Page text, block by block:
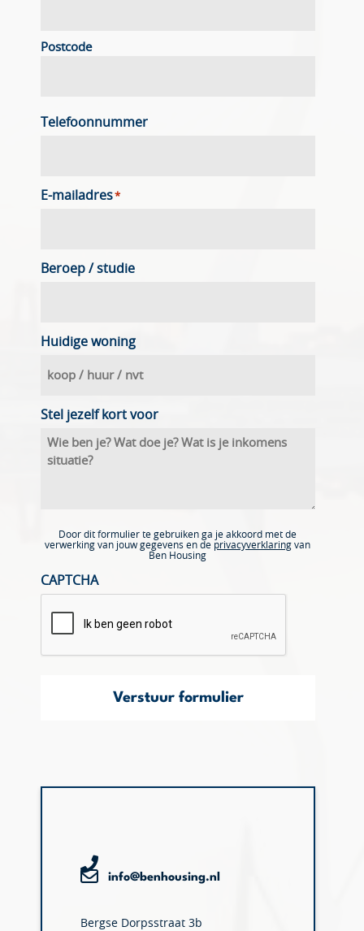
Postcode
Telefoonnummer
E-mailadres*
Beroep / studie
Huidige woning
Stel jezelf kort voor
Door dit formulier te gebruiken ga je akkoord met de
verwerking van jouw gegevens en de privacyverklaring van
Ben Housing
CAPTCHA
Verstuur formulier
info@benhousing.nl
Bergse Dorpsstraat 3b